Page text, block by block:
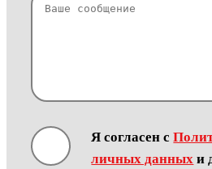
Я согласен с
личных данных и